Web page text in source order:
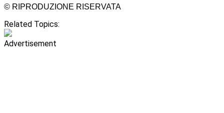
© RIPRODUZIONE RISERVATA
Related Topics:
Advertisement